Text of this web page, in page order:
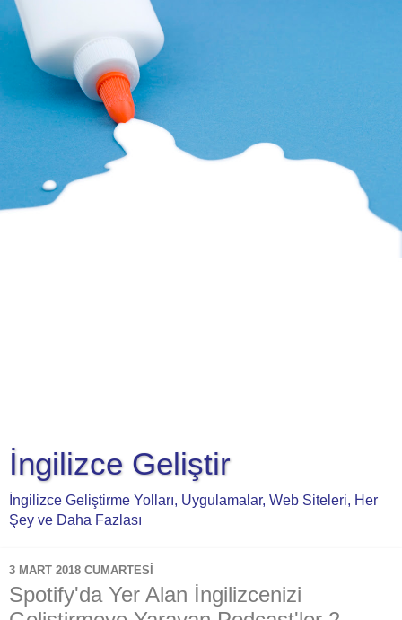
İngilizce Geliştir
İngilizce Geliştirme Yolları, Uygulamalar, Web Siteleri, Her
Şey ve Daha Fazlası
3 MART 2018 CUMARTESI
Spotify'da Yer Alan İngilizcenizi